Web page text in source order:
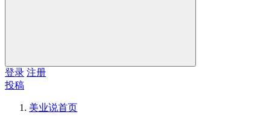
登录 注册
投稿
美业说首页